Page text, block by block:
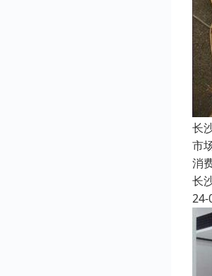
长
市
消
长
24-